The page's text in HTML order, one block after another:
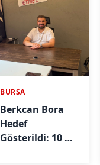
BURSA
Berkcan Bora
Hedef
Gösterildi: 10 Yıl